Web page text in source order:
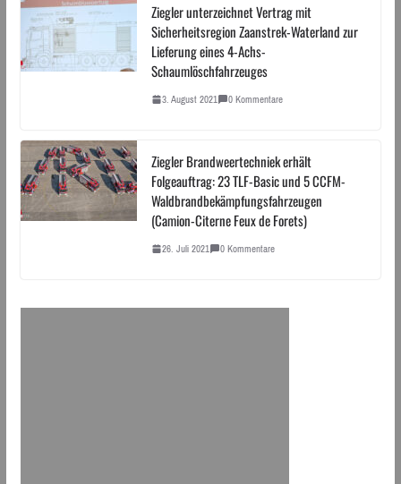
Ziegler unterzeichnet Vertrag mit
Sicherheitsregion Zaanstrek-Waterland zur
Lieferung eines 4-Achs-
Schaumlöschfahrzeuges
3. August 2021 0 Kommentare
Ziegler Brandweertechniek erhält
Folgeauftrag: 23 TLF-Basic und 5 CCFM-
Waldbrandbekämpfungsfahrzeugen
(Camion-Citerne Feux de Forets)
26. Juli 2021 0 Kommentare